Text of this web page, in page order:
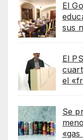
El
sus
El
el
Se